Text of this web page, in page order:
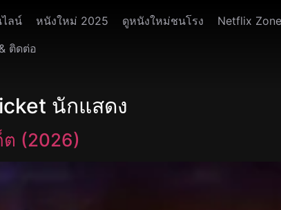
ลน์ หนังใหม่ 2025 ดูหนังใหม่ชนโรง Netflix Zone
ติดต่อ
นักแสดง
ต (2026)